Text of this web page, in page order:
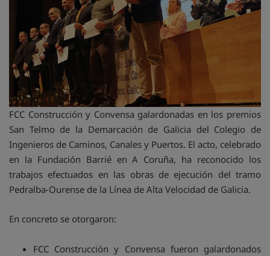
FCC Construcción y Convensa galardonadas en los premios
San Telmo de la Demarcación de Galicia del Colegio de
Ingenieros de Caminos, Canales y Puertos. El acto, celebrado
en la Fundación Barrié en A Coruña, ha reconocido los
trabajos efectuados en las obras de ejecución del tramo
Pedralba-Ourense de la Línea de Alta Velocidad de Galicia.
En concreto se otorgaron:
FCC Construcción y Convensa fueron galardonados